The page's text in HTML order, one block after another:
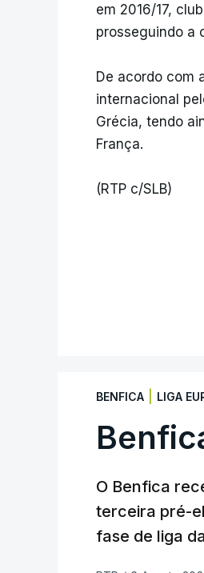
em 2016/17,
prosseguindo a
De acordo com
internacional
Grécia, tendo
França.
(RTP c/SLB)
BENFICA LIGA
O Benfica
terceira pré-
fase de liga